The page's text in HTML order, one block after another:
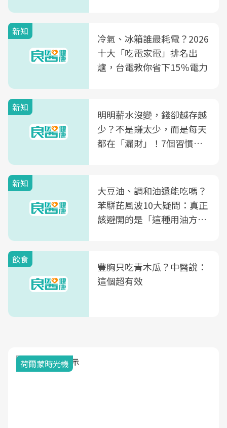
新知
冷氣、冰箱誰最耗電？2026
十大「吃電家電」排名出
爐，台電教你省下15％電力
新知
明明薪水沒變，錢卻越存越
少？不是賺太少，而是每天
都在「漏財」！7個習慣一
新知
大豆油、調和油還能吃嗎？
苯駢芘風波10大疑問：真正
該避開的是「這種用油方
飲食
豐胸只吃青木瓜？中醫說：
這個超有效
荷爾蒙時光機